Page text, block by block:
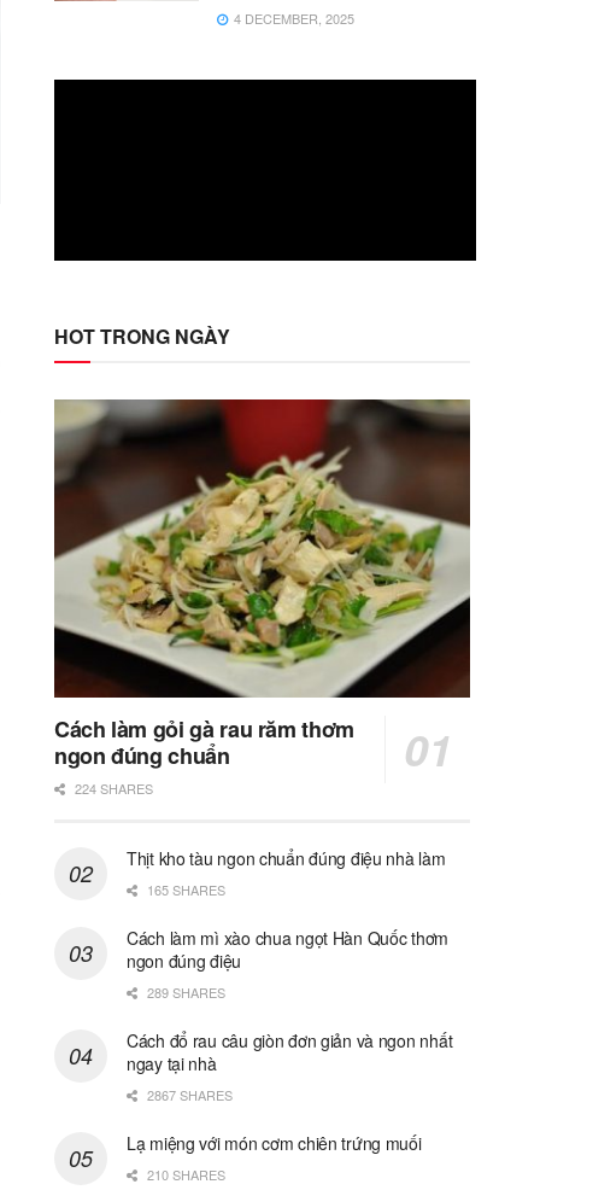
4 DECEMBER, 2025
HOT TRONG NGÀY
Cách làm gỏi gà rau răm thơm
ngon đúng chuẩn
224 SHARES
Thịt kho tàu ngon chuẩn đúng điệu nhà làm
165 SHARES
Cách làm mì xào chua ngọt Hàn Quốc thơm
ngon đúng điệu
289 SHARES
Cách đổ rau câu giòn đơn giản và ngon nhất
ngay tại nhà
2867 SHARES
Lạ miệng với món cơm chiên trứng muối
210 SHARES